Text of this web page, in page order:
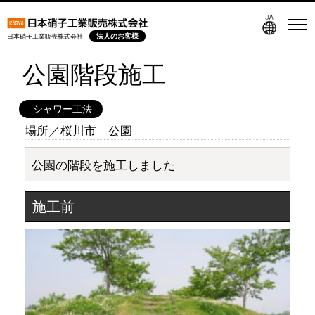
日本硝子工業販売株式会社 法人のお客様
公園階段施工
シャワー工法
場所／桜川市 公園
公園の階段を施工しました
施工前